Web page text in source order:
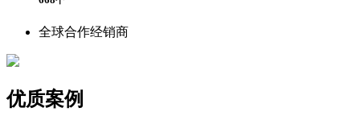
全球合作经销商
优质案例